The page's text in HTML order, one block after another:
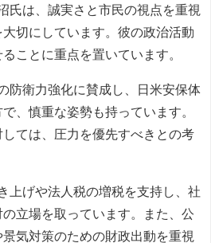
氏は、誠実さと市民の視点を重視
切にしています。彼の政治活動
ことに重点を置いています。
防衛力強化に賛成し、日米安保体
、慎重な姿勢も持っています。
ては、圧力を優先すべきとの考
上げや法人税の増税を支持し、社
立場を取っています。また、公
気対策のための財政出動を重視